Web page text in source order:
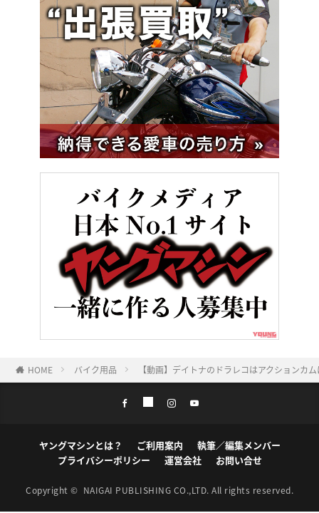
HOME バイク用品 【動画】デイトナのドラレコはアクションカ
ヤングマシンとは？ ご利用案内
執筆／編集メンバー
プライバシーポリシー
運営会社 お問い合せ
Copyright © NAIGAI PUBLISHING CO.,LTD. All rights reserved.